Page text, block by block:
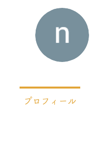
プロフィール